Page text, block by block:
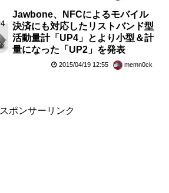
Jawbone、NFCによるモバイル
決済にも対応したリストバンド型
活動量計「UP4」とより小型＆計
量になった「UP2」を発表
2015/04/19 12:55 memn0ck
スポンサーリンク